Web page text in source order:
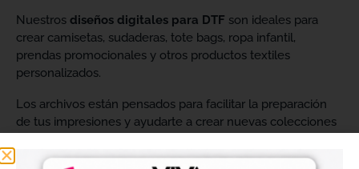
Nuestros diseños digitales para DTF son ideales para
crear camisetas, sudaderas, tote bags, ropa infantil,
prendas promocionales y otros productos textiles
personalizados.
Los archivos están pensados para facilitar la preparación
de tus impresiones y ayudarte a crear nuevas colecciones
tendrás que adaptar el tamaño a tus necesidades, preparar